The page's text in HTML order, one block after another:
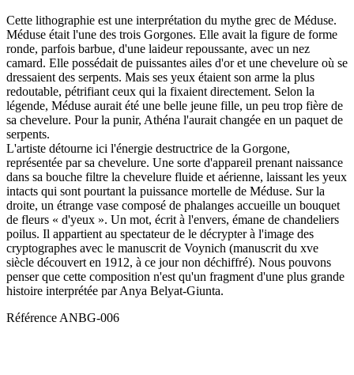
Cette lithographie est une interprétation du mythe grec de Méduse.
Méduse était l'une des trois Gorgones. Elle avait la figure de forme
ronde, parfois barbue, d'une laideur repoussante, avec un nez
camard. Elle possédait de puissantes ailes d'or et une chevelure où se
dressaient des serpents. Mais ses yeux étaient son arme la plus
redoutable, pétrifiant ceux qui la fixaient directement. Selon la
légende, Méduse aurait été une belle jeune fille, un peu trop fière de
sa chevelure. Pour la punir, Athéna l'aurait changée en un paquet de
serpents.
L'artiste détourne ici l'énergie destructrice de la Gorgone,
représentée par sa chevelure. Une sorte d'appareil prenant naissance
dans sa bouche filtre la chevelure fluide et aérienne, laissant les yeux
intacts qui sont pourtant la puissance mortelle de Méduse. Sur la
droite, un étrange vase composé de phalanges accueille un bouquet
de fleurs « d'yeux ». Un mot, écrit à l'envers, émane de chandeliers
poilus. Il appartient au spectateur de le décrypter à l'image des
cryptographes avec le manuscrit de Voynich (manuscrit du xve
siècle découvert en 1912, à ce jour non déchiffré). Nous pouvons
penser que cette composition n'est qu'un fragment d'une plus grande
histoire interprétée par Anya Belyat-Giunta.
RéférenceANBG-006